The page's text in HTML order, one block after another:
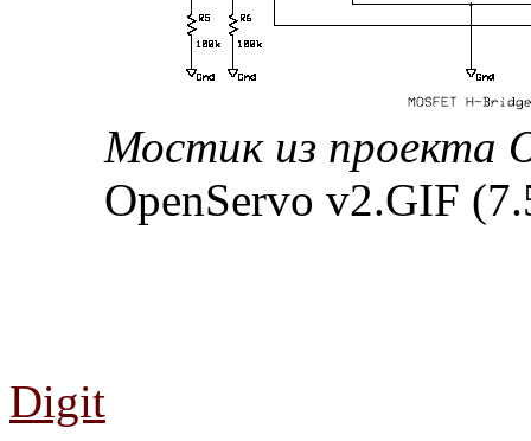
Мостик из проекта
OpenServo v2.GIF
Digit